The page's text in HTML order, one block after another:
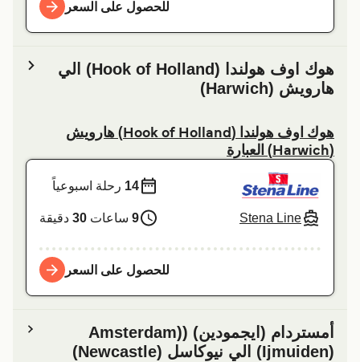
للحصول على السعر
هوك اوف هولندا (Hook of Holland) الي
هارویش (Harwich)
هوك اوف هولندا (Hook of Holland) هارویش
Stena Line
14رحلة اسبوعياً
9 ساعات30دقيقة
للحصول على السعر
أمستردام (ايجمودين) ((Amsterdam
(Ijmuiden) الي نیوکاسل (Newcastle)